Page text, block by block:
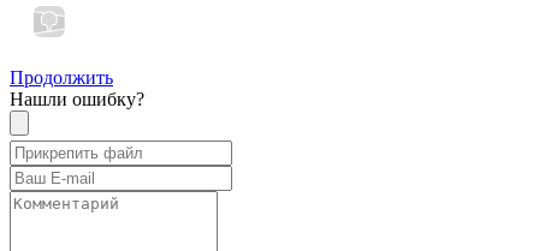
Продолжить
Нашли ошибку?